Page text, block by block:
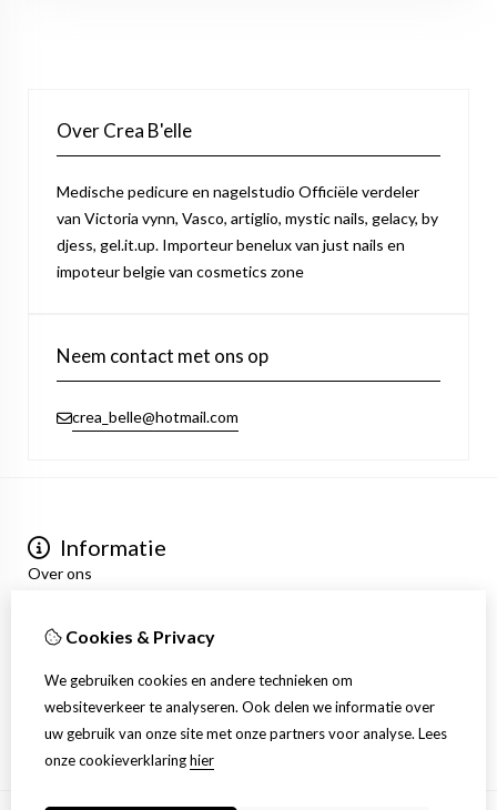
Over Crea B'elle
Medische pedicure en nagelstudio Officiële verdeler
van Victoria vynn, Vasco, artiglio, mystic nails, gelacy, by
djess, gel.it.up. Importeur benelux van just nails en
impoteur belgie van cosmetics zone
Neem contact met ons op
crea_belle@hotmail.com
Informatie
Over ons
Algemene voorwaarden
Mijn account
Inloggen
Bestelhistorie
Verlanglijst
Nieuwsbrief
Cookies & Privacy
We gebruiken cookies en andere technieken om
websiteverkeer te analyseren. Ook delen we informatie over
uw gebruik van onze site met onze partners voor analyse. Lees
onze cookieverklaringhier